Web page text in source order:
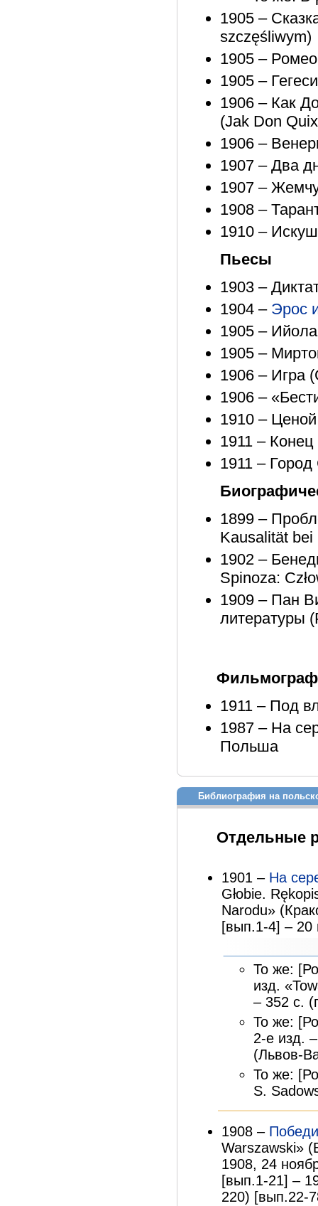
1905 –
szczęśliwym)
1905 –
1905 –
1906 – Как
(Jak Don
1906 –
1907 – Два
1907 –
1908 –
1910 –
Пьесы
1903 –
1904 – Эрос
1905 –
1905 –
1906 – Игра
1906 –
1910 – Ценой
1911 –
1911 –
1899 –
Kausalität bei
1902 –
Spinoza:
1909 – Пан
литературы
1911 – Под
1987 – На
Польша
Библиография на
Отдельные
1901 – На
Głobie.
Narodu»
[вып.1-4] –
То же:
изд.
– 352 с.
То же:
2-е изд.
(Львов-
То же:
S.
1908 –
Warszawski»
1908, 24
[вып.1-21] –
220) [вып.22-